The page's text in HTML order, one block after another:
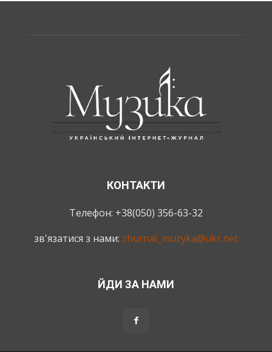
КОНТАКТИ
Телефон: +38(050) 356-63-32
зв'язатися з нами: zhurnal_muzyka@ukr.net
ЙДИ ЗА НАМИ